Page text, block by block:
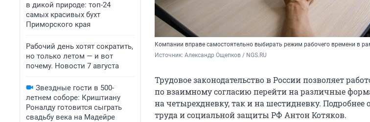
в дикой природе: топ-24
самых красивых бухт
Приморского края
Рабочий день хотят сократить,
но только летом — и вот
почему. Новости 7 августа
Звездные гости в 500-
летнем соборе: Криштиану
Роналду готовится сыграть
свадьбу века на Мадейре
Компании вправе самостоятельно выбирать режим рабочего времени в
Источник: Александр Ощепков / NGS.RU
Трудовое законодательство в России позволяет
по взаимному согласию перейти на различные
на четырехдневку, так и на шестидневку. Подробнее
труда и социальной защиты РФ Антон Котяков.